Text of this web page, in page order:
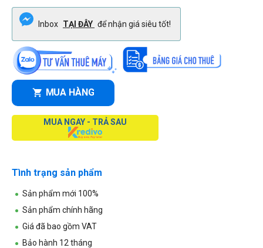
Inbox TẠI ĐÂY để nhận giá siêu tốt!
MUA HÀNG
MUA NGAY - TRẢ SAU
Tình trạng sản phẩm
Sản phẩm mới 100%
Sản phẩm chính hãng
Giá đã bao gồm VAT
Bảo hành 12 tháng